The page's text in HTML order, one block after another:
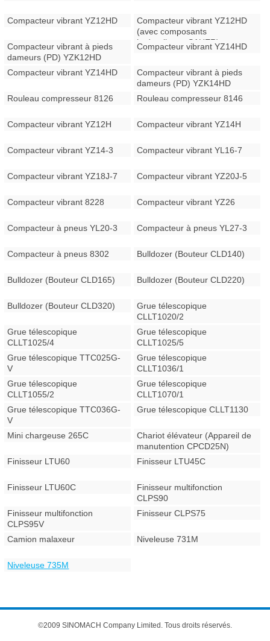
Compacteur vibrant YZ12HD
Compacteur vibrant YZ12HD
(avec composants
hydrauliques SAUER)
Compacteur vibrant à pieds
dameurs (PD) YZK12HD
Compacteur vibrant YZ14HD
Compacteur vibrant YZ14HD
Compacteur vibrant à pieds
dameurs (PD) YZK14HD
Rouleau compresseur 8126
Rouleau compresseur 8146
Compacteur vibrant YZ12H Compacteur vibrant YZ14H
Compacteur vibrant YZ14-3 Compacteur vibrant YL16-7
Compacteur vibrant YZ18J-7 Compacteur vibrant YZ20J-5
Compacteur vibrant 8228 Compacteur vibrant YZ26
Compacteur à pneus YL20-3 Compacteur à pneus YL27-3
Compacteur à pneus 8302 Bulldozer (Bouteur CLD140)
Bulldozer (Bouteur CLD165) Bulldozer (Bouteur CLD220)
Bulldozer (Bouteur CLD320)
Grue télescopique
CLLT1020/2
Grue télescopique
CLLT1025/4
Grue télescopique
CLLT1025/5
Grue télescopique TTC025G-
V
Grue télescopique
CLLT1036/1
Grue télescopique
CLLT1055/2
Grue télescopique
CLLT1070/1
Grue télescopique TTC036G-
V
Grue télescopique CLLT1130
Mini chargeuse 265C
Chariot élévateur (Appareil de
manutention CPCD25N)
Finisseur LTU60
Finisseur LTU45C
Finisseur LTU60C
Finisseur multifonction
CLPS90
Finisseur multifonction
CLPS95V
Finisseur CLPS75
Camion malaxeur Niveleuse 731M
Niveleuse 735M
©2009 SINOMACH Company Limited. Tous droits réservés.